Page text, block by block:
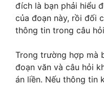
đích là bạn phải hiểu
của đoạn này, rồi đối
thông tin trong câu
Trong trường hợp mà
đoạn văn và câu hỏi
án liền. Nếu thông tin